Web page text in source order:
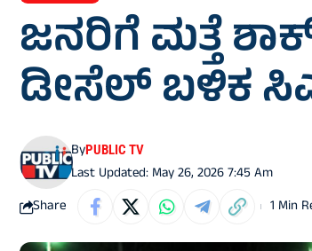
ಜನರಿಗೆ ಮತ್ತೆ
ಡೀಸೆಲ್‌ ಬಳಿಕ
Last Updated: May 26, 2026 7:45 Am
ByPUBLIC TV
Share 1 Min